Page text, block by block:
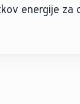
energije za